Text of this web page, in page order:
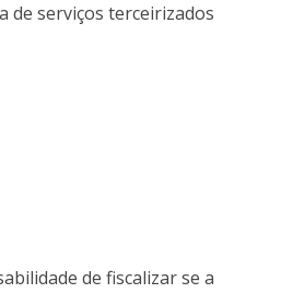
de serviços terceirizados
de fiscalizar se a